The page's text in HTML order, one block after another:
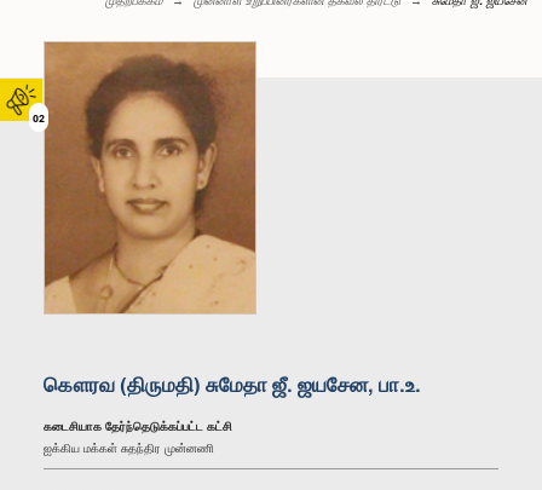
02
கௌரவ (திருமதி) சுமேதா ஜீ. ஜயசேன, பா.உ.
கடைசியாக தேர்ந்தெடுக்கப்பட்ட கட்சி
ஐக்கிய மக்கள் சுதந்திர முன்னணி